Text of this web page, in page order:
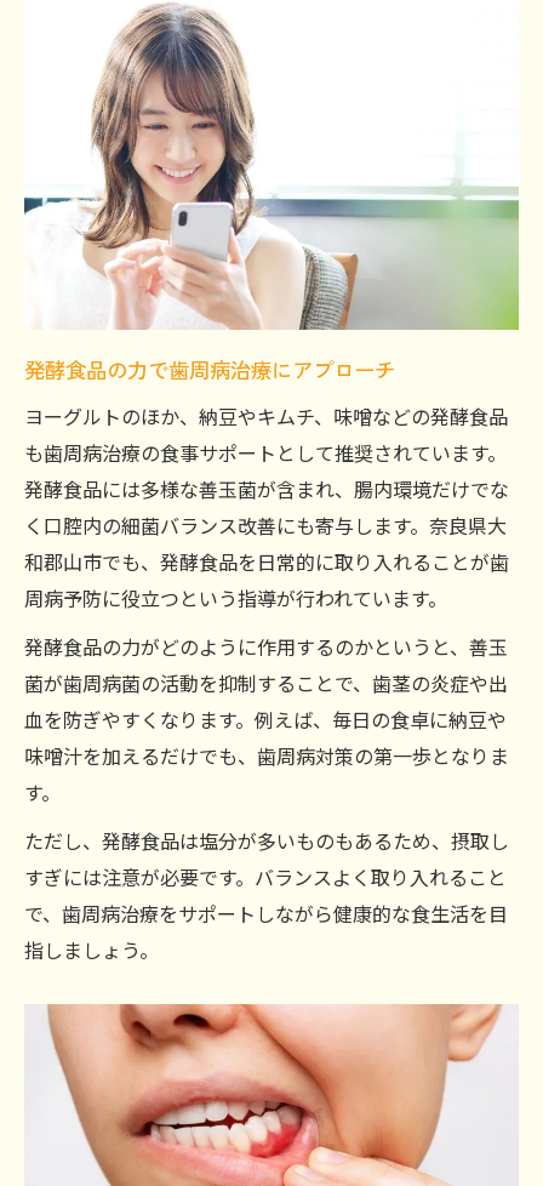
発酵食品の力で歯周病治療にアプローチ
ヨーグルトのほか、納豆やキムチ、味噌などの発酵食品
も歯周病治療の食事サポートとして推奨されています。
発酵食品には多様な善玉菌が含まれ、腸内環境だけでな
く口腔内の細菌バランス改善にも寄与します。奈良県大
和郡山市でも、発酵食品を日常的に取り入れることが歯
周病予防に役立つという指導が行われています。
発酵食品の力がどのように作用するのかというと、善玉
菌が歯周病菌の活動を抑制することで、歯茎の炎症や出
血を防ぎやすくなります。例えば、毎日の食卓に納豆や
味噌汁を加えるだけでも、歯周病対策の第一歩となりま
す。
ただし、発酵食品は塩分が多いものもあるため、摂取し
すぎには注意が必要です。バランスよく取り入れること
で、歯周病治療をサポートしながら健康的な食生活を目
指しましょう。